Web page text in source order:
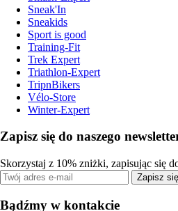
Sneak'In
Sneakids
Sport is good
Training-Fit
Trek Expert
Triathlon-Expert
TripnBikers
Vélo-Store
Winter-Expert
Zapisz się do naszego
Skorzystaj z 10% zniżki, zapisując się
Zapisz się
Bądźmy w kontakcie